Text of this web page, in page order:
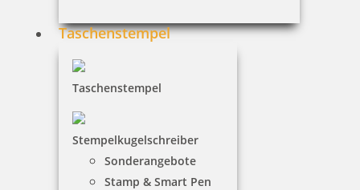
Taschenstempel
Taschenstempel
Stempelkugelschreiber
Sonderangebote
Stamp & Smart Pen
Trodat Printy 4911 zum Selbstgestalten 37 x 14 mm